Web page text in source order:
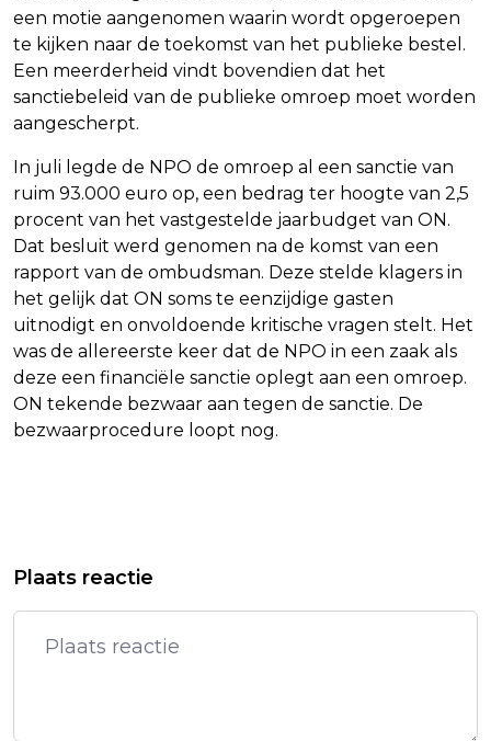
een motie aangenomen waarin wordt opgeroepen
te kijken naar de toekomst van het publieke bestel.
Een meerderheid vindt bovendien dat het
sanctiebeleid van de publieke omroep moet worden
aangescherpt.
In juli legde de NPO de omroep al een sanctie van
ruim 93.000 euro op, een bedrag ter hoogte van 2,5
procent van het vastgestelde jaarbudget van ON.
Dat besluit werd genomen na de komst van een
rapport van de ombudsman. Deze stelde klagers in
het gelijk dat ON soms te eenzijdige gasten
uitnodigt en onvoldoende kritische vragen stelt. Het
was de allereerste keer dat de NPO in een zaak als
deze een financiële sanctie oplegt aan een omroep.
ON tekende bezwaar aan tegen de sanctie. De
bezwaarprocedure loopt nog.
VRIJGEVEN OLIERESERVES VS
VERBIJSTERING EN ONBEGRIP BIJ
ONGEHOORD NEDERLAND OM
SANCTIE NPO
Plaats reactie